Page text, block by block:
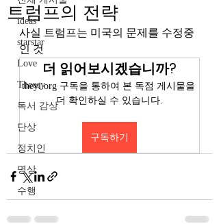
ideas
starstar
Love
Theory
독서 감상
단상
정치인
명상
수행
트럼프의 전략
사실 트럼프는 미국의 문제를 수정중
인 것
더 읽어보시겠습니까?
theyi.org 구독을 통하여 본 독점 게시물을
더 확인하실 수 있습니다.
구독하기